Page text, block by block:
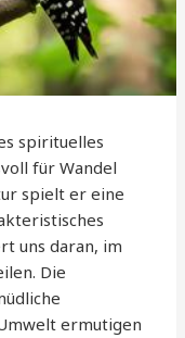
spirituelles
für Wandel
spielt er eine
uns daran, im
Die
ermutigen